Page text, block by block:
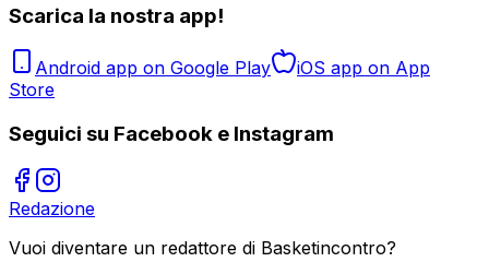
Scarica la nostra app!
Android app on Google Play
iOS app on App
Store
Seguici su Facebook e Instagram
Redazione
Vuoi diventare un redattore di Basketincontro?